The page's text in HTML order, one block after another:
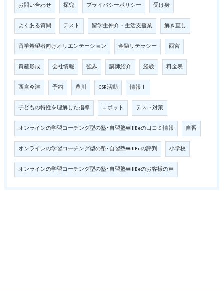
お問い合わせ 探究 プライバシーポリシー 受け身
よくある質問 テスト 留学生仲介・生活支援業 解き直し
留学希望者向けオリエンテーション 金融リテラシー 西宮
資産形成 会社情報 強み 講師紹介 経験 料金表
西宮今津 予約 豊川 CSR活動 情報Ⅰ
子どもの特性を理解した指導 ロボット テスト対策
オンラインの学習コーチング型の塾･自習塾WillBeの口コミ情報 自習
オンラインの学習コーチング型の塾･自習塾WillBeの評判 小学校
オンラインの学習コーチング型の塾･自習塾WillBeのお客様の声